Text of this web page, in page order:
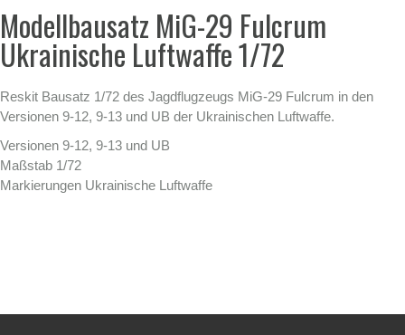
Modellbausatz MiG-29 Fulcrum
Ukrainische Luftwaffe 1/72
Reskit Bausatz 1/72 des Jagdflugzeugs MiG-29 Fulcrum in den
Versionen 9-12, 9-13 und UB der Ukrainischen Luftwaffe.
Versionen 9-12, 9-13 und UB
Maßstab 1/72
Markierungen Ukrainische Luftwaffe